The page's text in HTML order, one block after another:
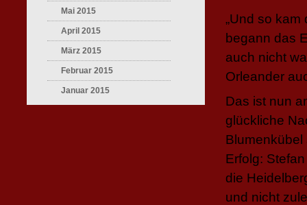
„Und so
begann das
auch nicht
Orleander
Das ist nun
glückliche
Erfolg:
die
und nicht
Mai 2015
April 2015
März 2015
Februar 2015
Januar 2015